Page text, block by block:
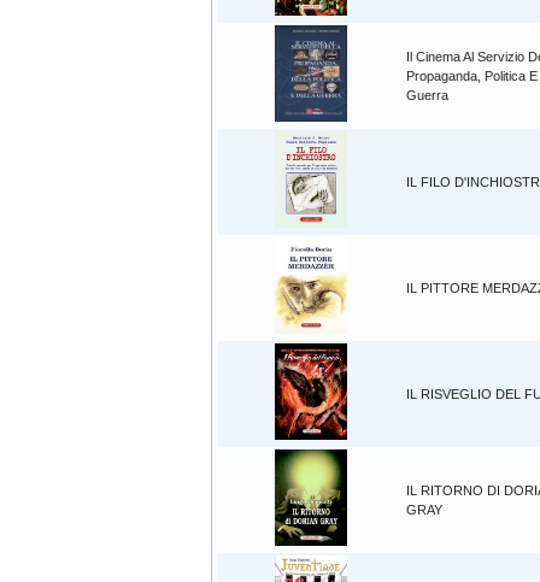
Il Cinema Al Servizio
Propaganda, Politica
Guerra
IL FILO
IL PITTORE
IL RISVEGLIO DEL
IL RITORNO DI
GRAY